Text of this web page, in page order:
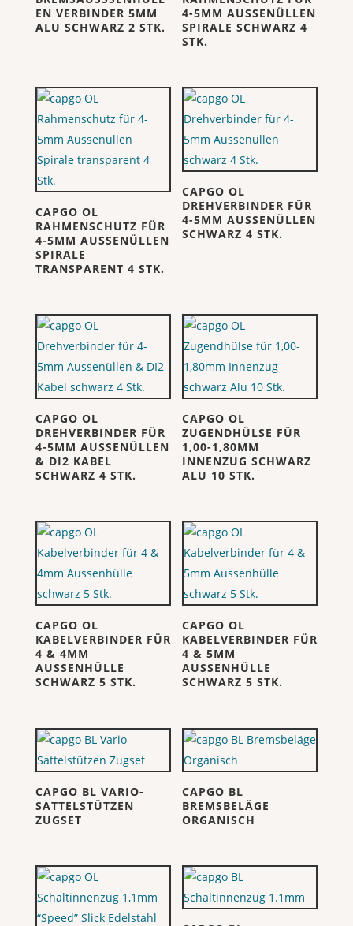
EN VERBINDER 5MM
ALU SCHWARZ 2 STK.
4-5MM AUSSENÜLLEN
SPIRALE SCHWARZ 4
STK.
CAPGO OL
RAHMENSCHUTZ FÜR
4-5MM AUSSENÜLLEN
SPIRALE
TRANSPARENT 4 STK.
CAPGO OL
DREHVERBINDER FÜR
4-5MM AUSSENÜLLEN
SCHWARZ 4 STK.
CAPGO OL
DREHVERBINDER FÜR
4-5MM AUSSENÜLLEN
& DI2 KABEL
SCHWARZ 4 STK.
CAPGO OL
ZUGENDHÜLSE FÜR
1,00-1,80MM
INNENZUG SCHWARZ
ALU 10 STK.
CAPGO OL
KABELVERBINDER FÜR
4 & 4MM
AUSSENHÜLLE
SCHWARZ 5 STK.
CAPGO OL
KABELVERBINDER FÜR
4 & 5MM
AUSSENHÜLLE
SCHWARZ 5 STK.
CAPGO BL VARIO-
SATTELSTÜTZEN
ZUGSET
CAPGO BL
BREMSBELÄGE
ORGANISCH